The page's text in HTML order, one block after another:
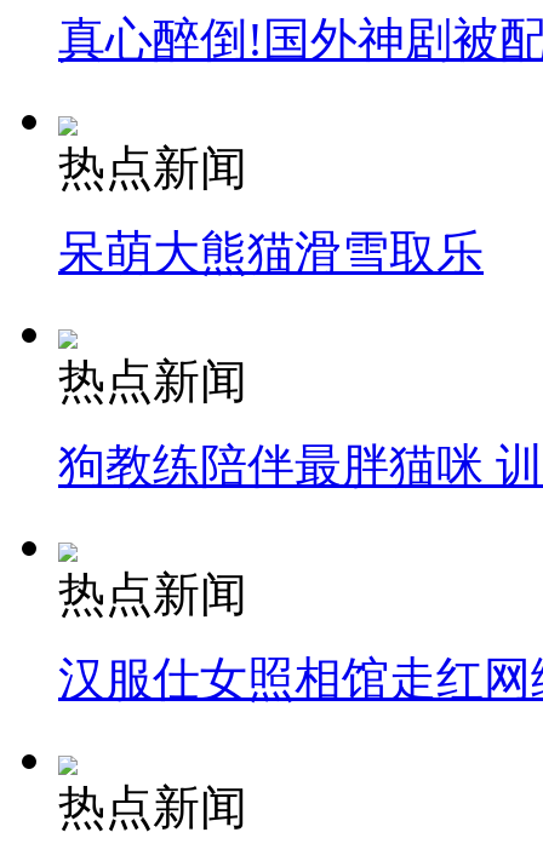
真心醉倒!国外神剧被
热点新闻
呆萌大熊猫滑雪取乐
热点新闻
狗教练陪伴最胖猫咪
热点新闻
汉服仕女照相馆走红网
热点新闻